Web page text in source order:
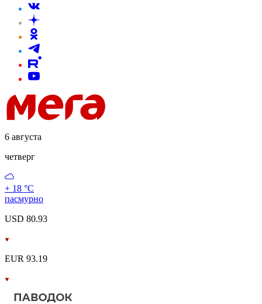
6 августа
четверг
+ 18 °С
пасмурно
USD 80.93
EUR 93.19